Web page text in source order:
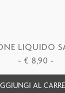
LIQUIDO
- € 8,90 -
AL